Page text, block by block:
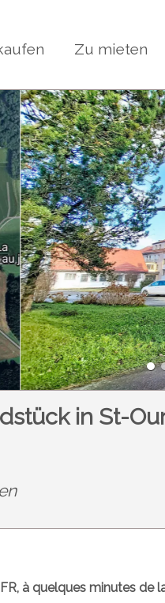
Zu mieten
in St-
à quelques minutes de